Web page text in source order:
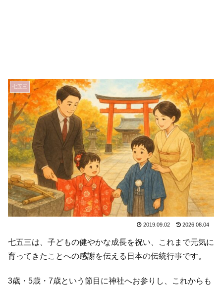
七五三
2019.09.02 2026.08.04
七五三は、子どもの健やかな成長を祝い、これまで元気に
育ってきたことへの感謝を伝える日本の伝統行事です。
3歳・5歳・7歳という節目に神社へお参りし、これからも